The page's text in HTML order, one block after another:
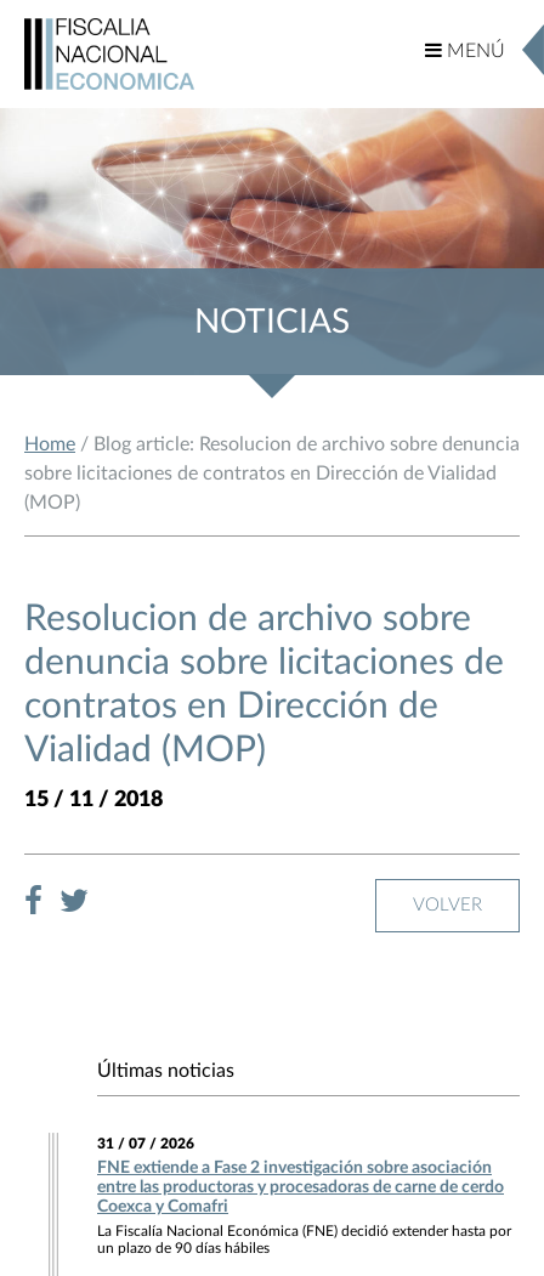
MENÚ
MENÚ
NOTICIAS
Home / Blog article: Resolucion de archivo sobre denuncia
sobre licitaciones de contratos en Dirección de Vialidad
(MOP)
Resolucion de archivo sobre
denuncia sobre licitaciones de
contratos en Dirección de
Vialidad (MOP)
15 / 11 / 2018
VOLVER
Últimas noticias
31 / 07 / 2026
FNE extiende a Fase 2 investigación sobre asociación
entre las productoras y procesadoras de carne de cerdo
Coexca y Comafri
La Fiscalía Nacional Económica (FNE) decidió extender hasta por
un plazo de 90 días hábiles